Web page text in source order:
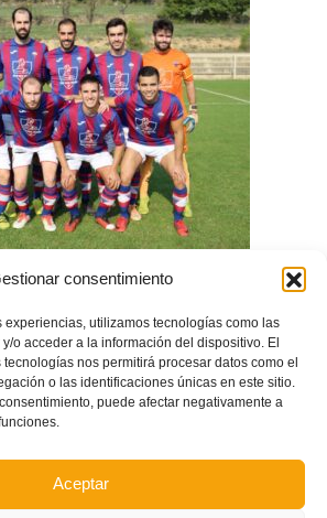
consentimiento
experiencias, utilizamos tecnologías como las
o acceder a la información del dispositivo. El
nos permitirá procesar datos como el
o las identificaciones únicas en este sitio.
puede afectar negativamente a
Aceptar